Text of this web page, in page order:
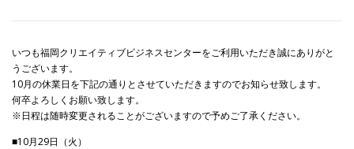
いつも福岡クリエイティブビジネスセンターをご利用いただき誠にありがと
うございます。
10月の休業日を下記の通りとさせていただきますのでお知らせ致します。
何卒よろしくお願い致します。
※日程は随時変更されることがございますので予めご了承ください。
■10月29日（火）